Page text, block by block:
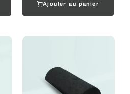
Ajouter au panier